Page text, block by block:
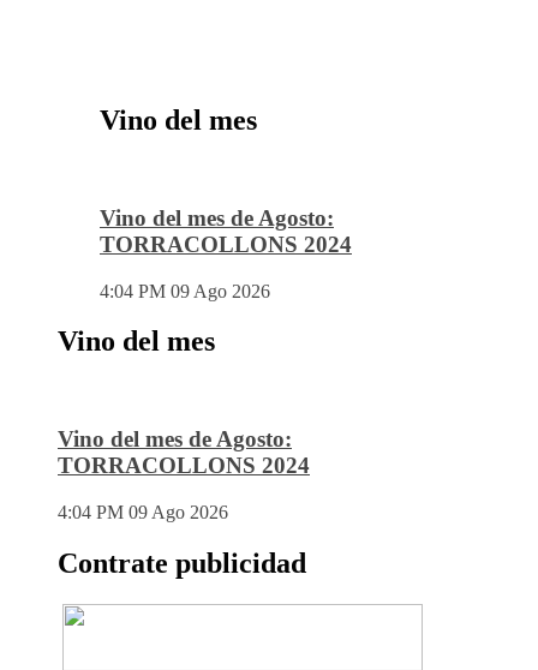
Vino del mes
Vino del mes de Agosto:
TORRACOLLONS 2024
4:04 PM 09 Ago 2026
Vino del mes
Vino del mes de Agosto:
TORRACOLLONS 2024
4:04 PM 09 Ago 2026
Contrate publicidad